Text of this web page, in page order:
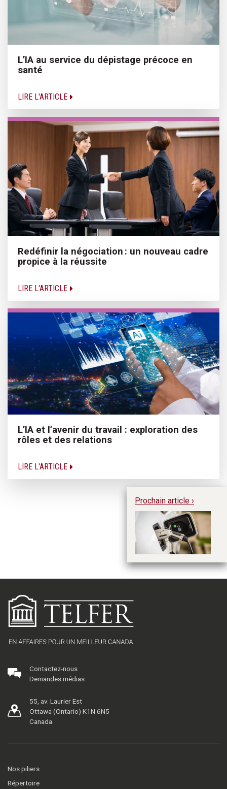
L’IA au service du dépistage précoce en
santé
LIRE L'ARTICLE
Redéfinir la négociation : un nouveau cadre
propice à la réussite
LIRE L'ARTICLE
L’IA et l’avenir du travail : exploration des
rôles et des relations
LIRE L'ARTICLE
Prochain article ›
Contactez-nous
Demandes médias
55, av. Laurier Est
Ottawa (Ontario) K1N 6N5
Canada
Nos piliers
Répertoire